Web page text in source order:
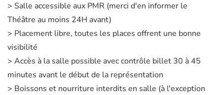
> Salle accessible aux PMR (merci d'en informer le
Théâtre au moins 24H avant)
> Placement libre, toutes les places offrent une bonne
visibilité
> Accès à la salle possible avec contrôle billet 30 à 45
minutes avant le début de la représentation
> Boissons et nourriture interdits en salle (à l'exception